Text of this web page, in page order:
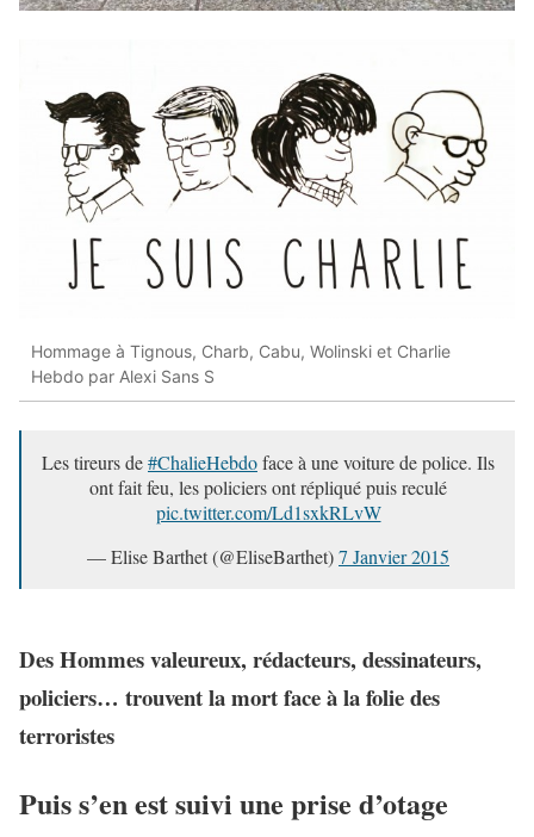
Hommage à Tignous, Charb, Cabu, Wolinski et Charlie
Hebdo par Alexi Sans S
Les tireurs de#ChalieHebdoface à une voiture de police. Ils
ont fait feu, les policiers ont répliqué puis reculé
pic.twitter.com/Ld1sxkRLvW
— Elise Barthet (@EliseBarthet)7 Janvier 2015
Des Hommes valeureux, rédacteurs, dessinateurs,
policiers… trouvent la mort face à la folie des
terroristes
Puis s’en est suivi une prise d’otage